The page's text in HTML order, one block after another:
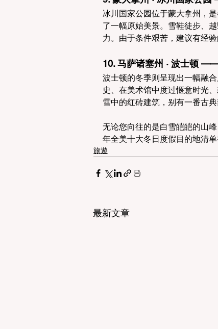
冰川国家公园位于蒙大拿州，
了一幅原始美景。雪鞋徒步、
力。由于条件艰苦，建议有经
10. 马萨诸塞州 · 波士顿
波士顿的冬季则呈现出一幅融
史、在美术馆中度过惬意时光
雪中的红砖建筑，别有一番古典
无论您向往的是白雪皑皑的山
年全美十大冬日度假目的地清
旅遊
最新文章